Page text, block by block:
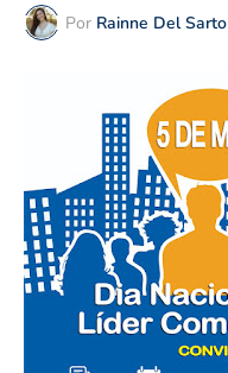
Por Rainne Del Sarto